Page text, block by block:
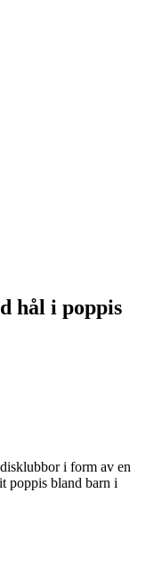
hål i poppis
i form av en
poppis bland barn i